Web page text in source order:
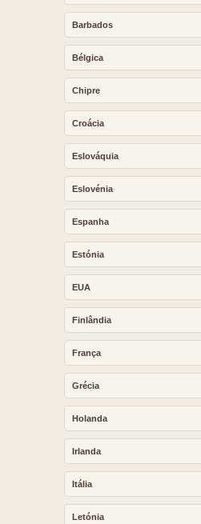
Barbados
Bélgica
Chipre
Croácia
Eslováquia
Eslovénia
Espanha
Estónia
EUA
Finlândia
França
Grécia
Holanda
Irlanda
Itália
Letónia